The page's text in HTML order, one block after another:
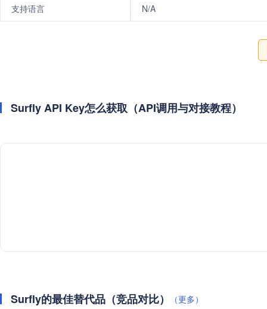
支持语言 N/A
Surfly API Key怎么获取（API调用与对接教程）
Surfly的最佳替代品（竞品对比） （更多）